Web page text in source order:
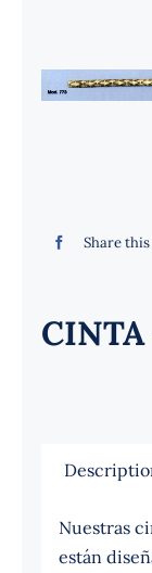
NOTICIAS
Share this
CINTA
Nuestras
están